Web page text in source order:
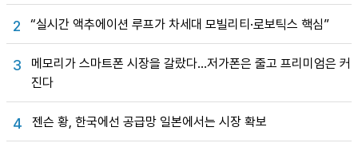
2 “실시간 액추에이션 루프가 차세대 모빌리티·로보틱스 핵심”
3
메모리가 스마트폰 시장을 갈랐다…저가폰은 줄고 프리미엄은 커
진다
4 젠슨 황, 한국에선 공급망 일본에서는 시장 확보